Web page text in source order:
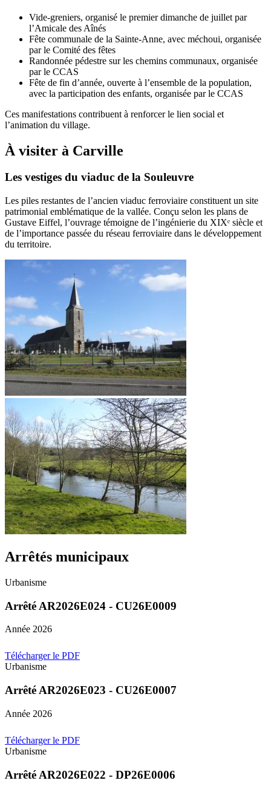
Vide-greniers, organisé le premier dimanche de juillet par
l’Amicale des Aînés
Fête communale de la Sainte-Anne, avec méchoui, organisée
par le Comité des fêtes
Randonnée pédestre sur les chemins communaux, organisée
par le CCAS
Fête de fin d’année, ouverte à l’ensemble de la population,
avec la participation des enfants, organisée par le CCAS
Ces manifestations contribuent à renforcer le lien social et
l’animation du village.
À visiter à Carville
Les vestiges du viaduc de la Souleuvre
Les piles restantes de l’ancien viaduc ferroviaire constituent un site
patrimonial emblématique de la vallée. Conçu selon les plans de
Gustave Eiffel, l’ouvrage témoigne de l’ingénierie du XIXᵉ siècle et
de l’importance passée du réseau ferroviaire dans le développement
du territoire.
Arrêtés municipaux
Urbanisme
Arrêté AR2026E024 - CU26E0009
Année 2026
Télécharger le PDF
Urbanisme
Arrêté AR2026E023 - CU26E0007
Année 2026
Télécharger le PDF
Urbanisme
Arrêté AR2026E022 - DP26E0006